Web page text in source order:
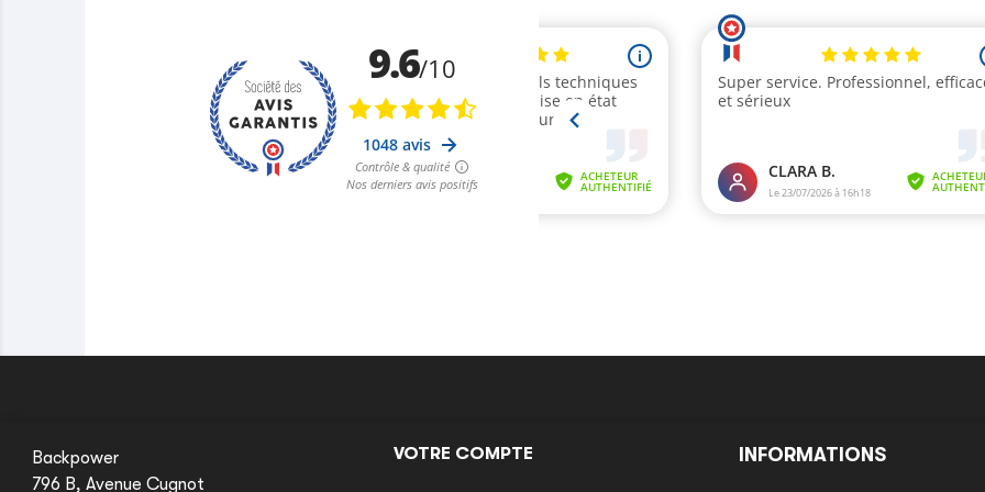
Backpower
796 B, Avenue Cugnot
VOTRE COMPTE INFORMATIONS